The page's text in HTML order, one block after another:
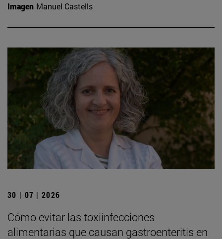
Imagen Manuel Castells
30 | 07 | 2026
Cómo evitar las toxiinfecciones
alimentarias que causan gastroenteritis en